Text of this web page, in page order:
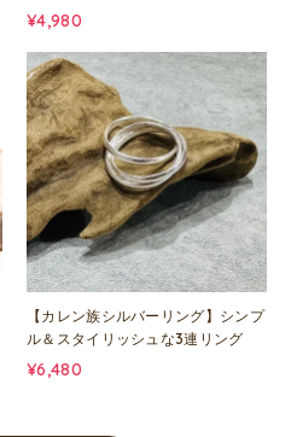
¥4,980
【カレン族シルバーリング】シンプ
ル＆スタイリッシュな3連リング
¥6,480